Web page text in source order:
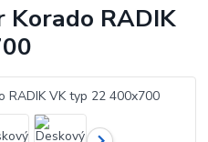
Korado RADIK